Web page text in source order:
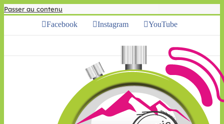
Passer au contenu
Facebook Instagram YouTube